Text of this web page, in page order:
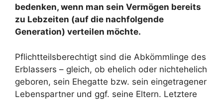
bedenken, wenn man sein Vermögen bereits
zu Lebzeiten (auf die nachfolgende
Generation) verteilen möchte.
Pflichtteilsberechtigt sind die Abkömmlinge des
Erblassers – gleich, ob ehelich oder nichtehelich
geboren, sein Ehegatte bzw. sein eingetragener
Lebenspartner und ggf. seine Eltern. Letztere